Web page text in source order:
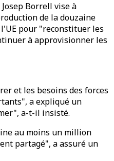
Borrell vise à
de la douzaine
pour "reconstituer les
à approvisionner les
et les besoins des forces
a expliqué un
a-t-il insisté.
au moins un million
partagé", a assuré un